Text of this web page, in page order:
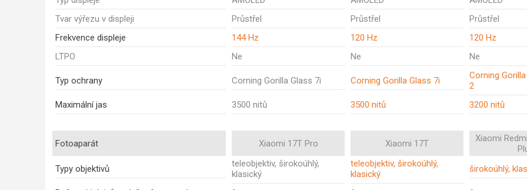
Tvar výřezu v displeji
Průstřel Průstřel
Průstřel
Frekvence displeje
144 Hz 120 Hz
120 Hz
LTPO
Ne Ne Ne
Typ ochrany Corning Gorilla Glass 7i Corning Gorilla Glass 7i
Corning
2
Maximální jas
3500 nitů 3500 nitů 3200 nitů
Fotoaparát Xiaomi 17T Pro Xiaomi 17T
Xiaomi
Typy objektivů
teleobjektiv, širokoúhlý,
klasický
teleobjektiv, širokoúhlý,
klasický
širokoúhlý,